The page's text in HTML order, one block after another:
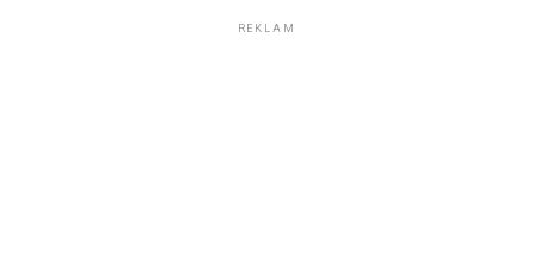
REKLAM